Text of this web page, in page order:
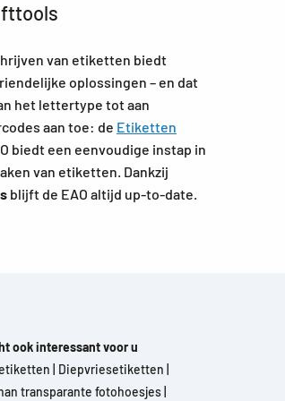
van etiketten biedt
oplossingen – en dat
het lettertype tot aan
aan toe: de Etiketten
biedt een eenvoudige instap in
van etiketten. Dankzij
blijft de EAO altijd up-to-date.
ook interessant voor u
Diepvriesetiketten
transparante fotohoesjes